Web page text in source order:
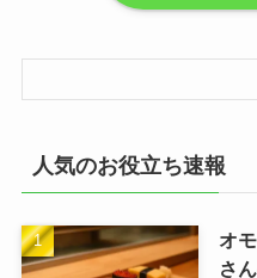
人気のお役立ち速報
オ
さ